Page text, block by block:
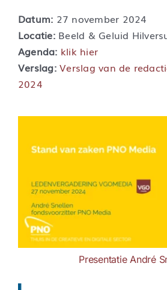
Datum: 27 november 2024
Locatie:Beeld & Geluid
Agenda: klik hier
Verslag: Verslag van de
2024
Presentatie André